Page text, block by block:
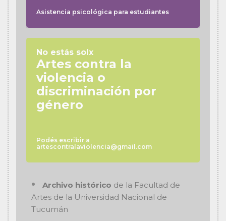
Asistencia psicológica para estudiantes
No estás solx
Artes contra la
violencia o
discriminación por
género
Podés escribir a
artescontralaviolencia@gmail.com
Archivo histórico de la Facultad de
Artes de la Universidad Nacional de
Tucumán